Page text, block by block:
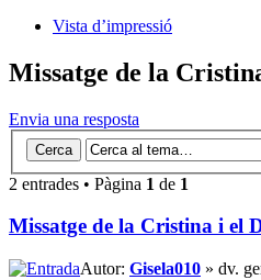
Vista d’impressió
Missatge de la
Envia una resposta
2 entrades • Pàgina 1 de 1
Missatge de la Cristina i el
Autor: Gisela010 » dv.